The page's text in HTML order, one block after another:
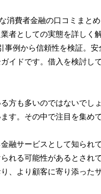
消費者金融の口コミまとめ
者としての実態を詳しく
事例から信頼性を検証。
イドです。借入を検討し
方も多いのではないでし
す。その中で注目を集め
融サービスとして知られ
れる可能性があるとされ
、より顧客に寄り添った